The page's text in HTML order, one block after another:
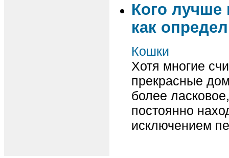
Кого лучше
как
Кошки
Хотя многие
прекрасные
более
постоянно
исключением